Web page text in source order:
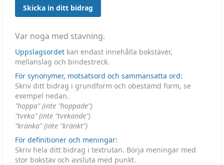
Skicka in ditt bidrag
Var noga med stavning.
Uppslagsordet kan endast innehålla bokstäver,
mellanslag och bindestreck.
För synonymer, motsatsord och sammansatta ord:
Skriv ditt bidrag i grundform och obestämd form, se
exempel nedan.
"hoppa" (inte "hoppade")
"tveka" (inte "tvekande")
"kränka" (inte "kränkt")
För definitioner och meningar:
Skriv hela ditt bidrag i textrutan. Börja meningar med
stor bokstav och avsluta med punkt.